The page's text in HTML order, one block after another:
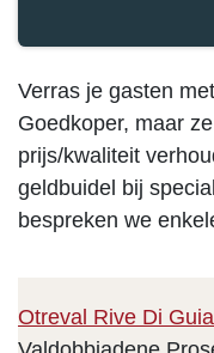
Verras je gasten
Goedkoper, maar
prijs/kwaliteit
geldbuidel bij
bespreken we
Otreval Rive Di